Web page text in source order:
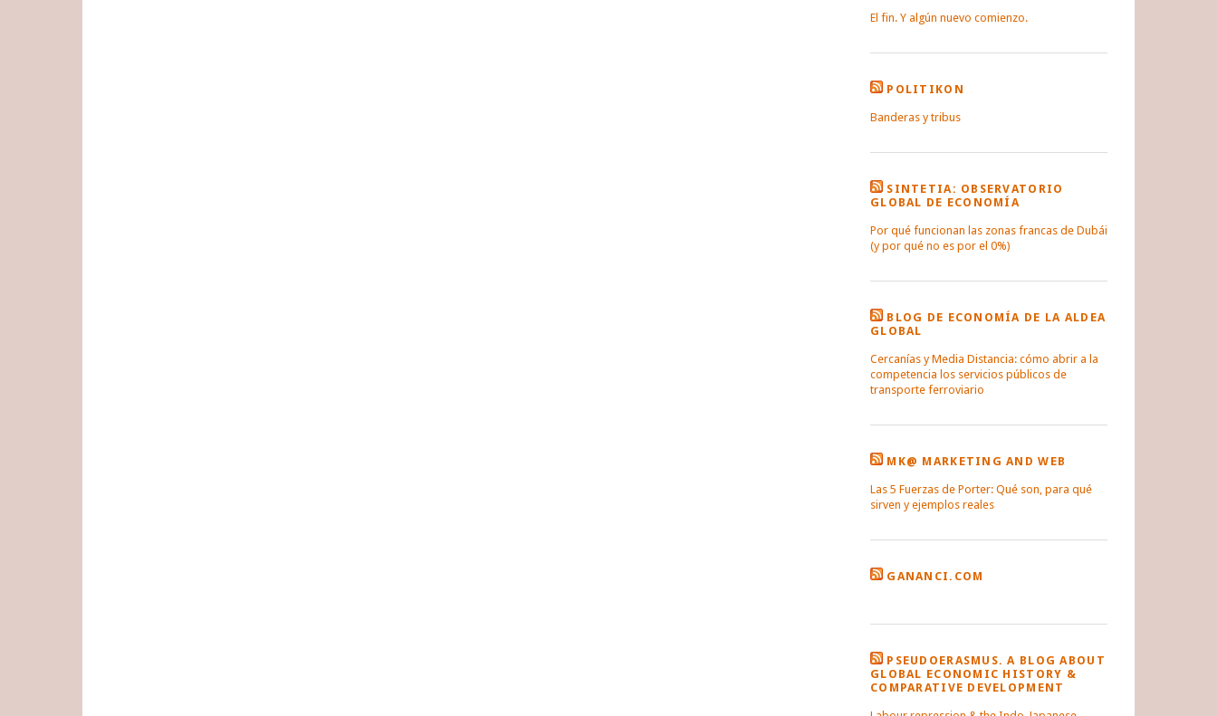
El fin. Y algún nuevo comienzo.
POLITIKON
Banderas y tribus
SINTETIA: OBSERVATORIO
GLOBAL DE ECONOMÍA
Por qué funcionan las zonas francas de Dubái
(y por qué no es por el 0%)
BLOG DE ECONOMÍA DE LA ALDEA
GLOBAL
Cercanías y Media Distancia: cómo abrir a la
competencia los servicios públicos de
transporte ferroviario
MK@ MARKETING AND WEB
Las 5 Fuerzas de Porter: Qué son, para qué
sirven y ejemplos reales
GANANCI.COM
PSEUDOERASMUS. A BLOG ABOUT
GLOBAL ECONOMIC HISTORY &
COMPARATIVE DEVELOPMENT